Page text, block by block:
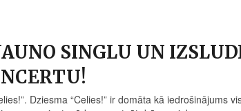
SINGLU UN
Dziesma “Celies!” ir domāta kā iedrošinājums